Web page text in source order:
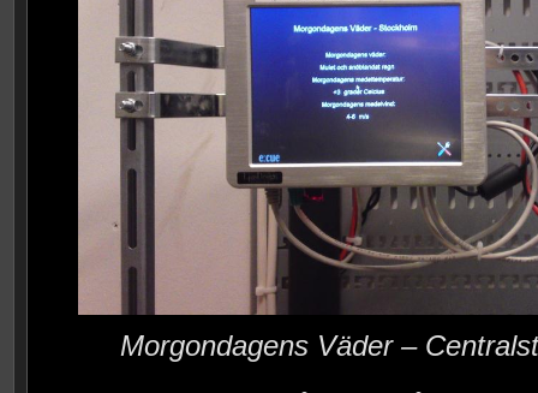
Morgondagens Väder –